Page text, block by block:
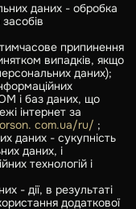
даних - обробка
припинення
випадків, якщо
даних);
і баз даних, що
інтернет за
com.ua/ru/ ;
даних - сукупність
даних, і
технологій і
- дії, в результаті
додаткової